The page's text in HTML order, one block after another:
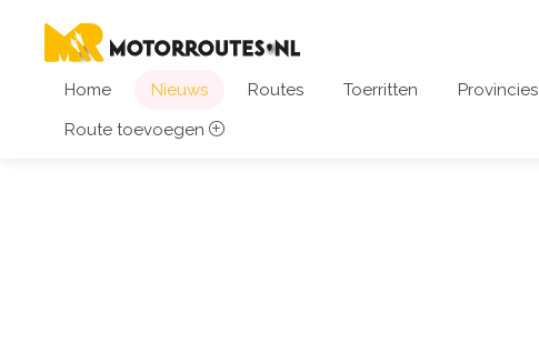
Home Nieuws Routes Toerritten Provincies
Route toevoegen